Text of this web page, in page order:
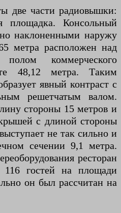
две части радиовышки:
площадка. Консольный
наклоненными наружу
метра расположен над
коммерческого
48,12 метра. Таким
явный контраст с
решетчатым валом.
стороны 15 метров и
с длиной стороны
не так сильно и
сечении 9,1 метра.
ресторан
116 гостей на площади
он был рассчитан на